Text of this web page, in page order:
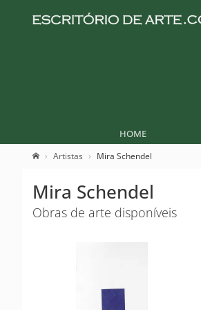
HOME
Artistas Mira Schendel
Mira Schendel
Obras de arte disponíveis